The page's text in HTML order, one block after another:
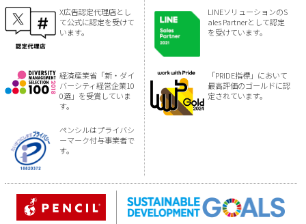
X広告認定代理店とし
て公式に認定を受けて
います。
LINEソリューションのS
ales Partnerとして認定
を受けています。
経済産業省「新・ダイ
バーシティ経営企業10
0選」を受賞していま
す。
「PRIDE指標」において
最高評価のゴールドに認
定されています。
ペンシルはプライバシ
ーマーク付与事業者で
す。